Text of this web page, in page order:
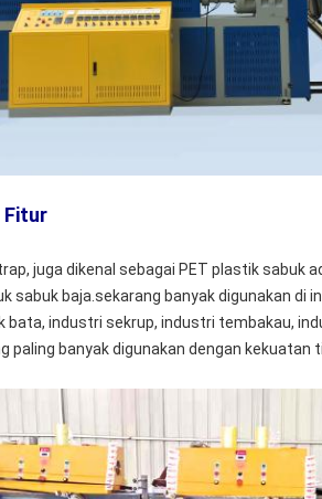
Fitur
juga dikenal sebagai PET plastik sabuk
sabuk baja.sekarang banyak digunakan
bata, industri sekrup, industri tembakau,
paling banyak digunakan dengan kekuatan